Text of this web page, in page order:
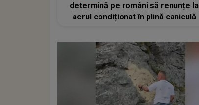
determină pe români să renunțe la
aerul condiționat în plină caniculă